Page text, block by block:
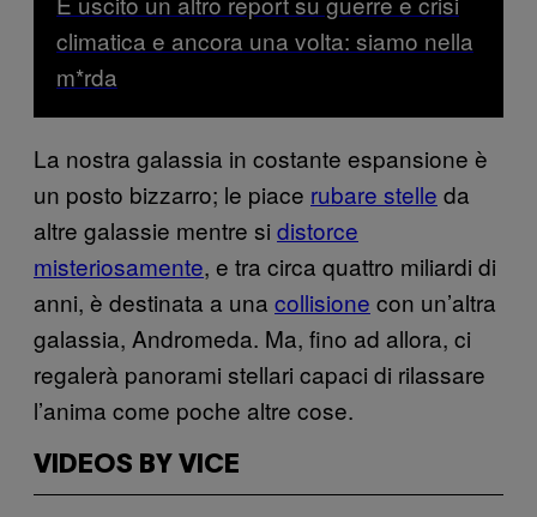
climatica e ancora una volta: siamo nella
m*rda
La nostra galassia in costante espansione è
un posto bizzarro; le piace rubare stelle da
altre galassie mentre si distorce
misteriosamente, e tra circa quattro miliardi di
anni, è destinata a una collisione con un’altra
galassia, Andromeda. Ma, fino ad allora, ci
regalerà panorami stellari capaci di rilassare
l’anima come poche altre cose.
VIDEOS BY VICE